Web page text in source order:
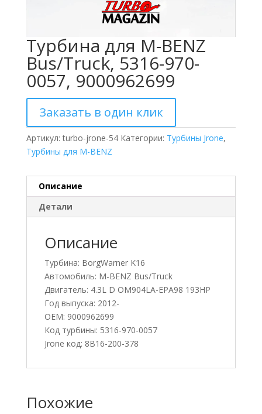
Турбина для M-BENZ
Bus/Truck, 5316-970-
0057, 9000962699
Заказать в один клик
Артикул:turbo-jrone-54 Категории: Турбины Jrone,
Турбины для M-BENZ
Описание
Детали
Описание
Турбина: BorgWarner K16
Автомобиль: M-BENZ Bus/Truck
Двигатель: 4.3L D OM904LA-EPA98 193HP
Год выпуска: 2012-
OEM: 9000962699
Код турбины: 5316-970-0057
Jrone код: 8B16-200-378
Похожие